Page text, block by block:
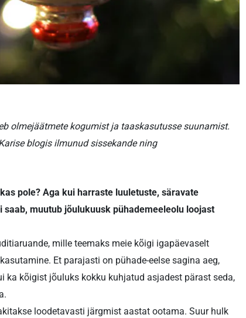
olmejäätmete kogumist ja taaskasutusse suunamist.
blogis ilmunud sissekande ning
pole? Aga kui harraste luuletuste, säravate
muutub jõulukuusk pühademeeleolu loojast
mille teemaks meie kõigi igapäevaselt
Et parajasti on pühade-eelse sagina aeg,
ka kõigist jõuluks kokku kuhjatud asjadest pärast seda,
loodetavasti järgmist aastat ootama. Suur hulk